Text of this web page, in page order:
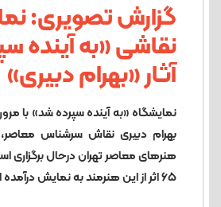
گزارش تصویری:
نقاشی «به آینده
آثار «بهرام دبیری»
نمایشگاه «به آینده سپرده شد» با
هنرهای معاصر تهران درحال برگزاری
۶۵ اثر از این هنرمند به نمایش درآمده است.